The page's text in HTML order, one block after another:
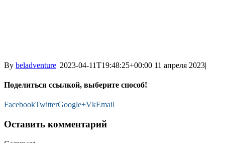
By beladventure| 2023-04-11T19:48:25+00:00 11 апреля 2023|
Поделиться ссылкой, выберите способ!
FacebookTwitterGoogle+VkEmail
Оставить комментарий